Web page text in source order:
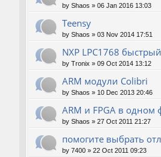
by Shaos » 06 Jan 2016 13:03
Teensy
by Shaos » 03 Nov 2014 17:51
NXP LPC1768
by Tronix » 09 Oct 2014 13:12
ARM модули Colibri
by Shaos » 10 Dec 2013 20:46
ARM и FPGA в одном
by Shaos » 27 Oct 2011 21:27
помогите выбрать
by 7400 » 22 Oct 2011 09:23